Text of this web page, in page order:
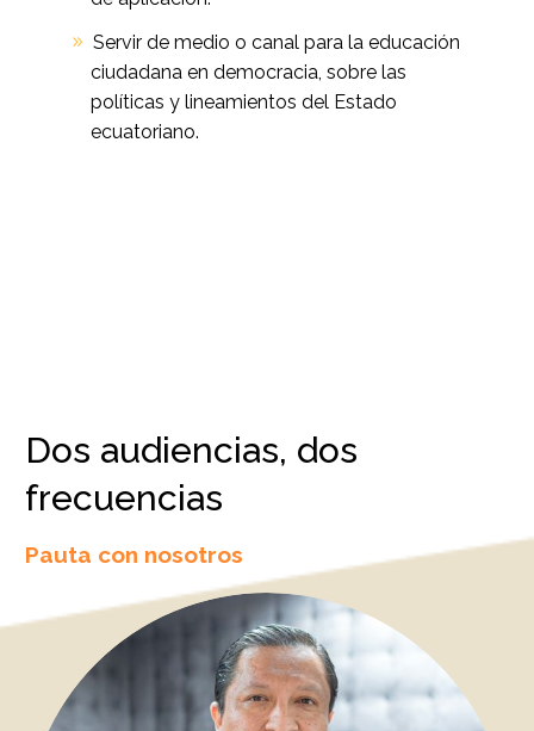
Servir de medio o canal para la educación
ciudadana en democracia, sobre las
políticas y lineamientos del Estado
ecuatoriano.
Dos audiencias, dos
frecuencias
Pauta con nosotros